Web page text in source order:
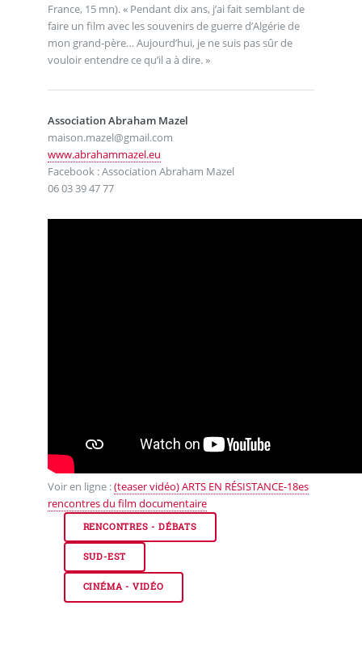
France, 15 mn). « Pendant dix ans, j’ai fait semblant de
faire un film avec les souvenirs de guerre d’Algérie de
mon grand-père… Aujourd’hui, je ne suis pas sûr de
vouloir entendre ce qu’il a à dire. »
Association Abraham Mazel
maison.mazel@gmail.com
www.abrahammazel.eu
Facebook : Association Abraham Mazel
06 03 39 47 77
Voir en ligne :(teaser vidéo) ARTS EN RÉSISTANCE-18es
rencontres du film documentaire
RENCONTRES - DÉBATS
SUD-EST
CINÉMA - VIDÉO